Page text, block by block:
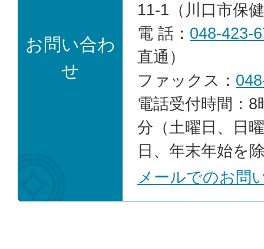
お問い合わ
せ
11-1（川口市保
電 話： 048-423-
直通）
ファックス：
電話受付時間：
分（土曜日、日
日、年末年始を
メールでのお問